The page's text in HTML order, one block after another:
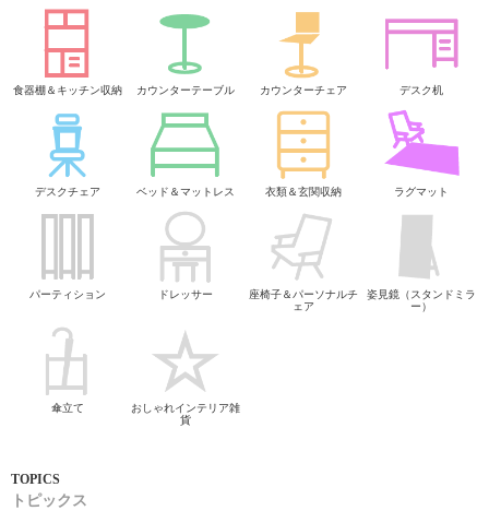
食器棚＆キッチン収納 カウンターテーブル カウンターチェア デスク机
デスクチェア ベッド＆マットレス 衣類＆玄関収納 ラグマット
パーティション ドレッサー
座椅子＆パーソナルチ
ェア
姿見鏡（スタンドミラ
ー）
傘立て
おしゃれインテリア雑
貨
トピックス